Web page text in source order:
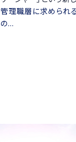
管理職層に求められ
の...